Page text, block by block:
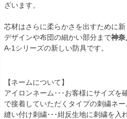
ざいます。
芯材はさらに柔らかさを出すために新
デザインや布団の細かい部分まで神奈
A-1シリーズの新しい防具です。
【ネームについて】
アイロンネーム･･･お客様にサイズを
で接着していただくタイプの刺繍ネー
縫い付け刺繍･･･紺反生地に刺繍を入